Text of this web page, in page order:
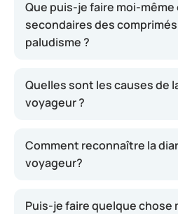
Que puis-je faire moi-même
secondaires des
paludisme ?
Quelles sont les causes de
voyageur ?
Comment reconnaître la
voyageur?
Puis-je faire quelque chose